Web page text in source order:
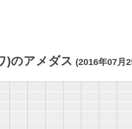
)のアメダス (2016年07月